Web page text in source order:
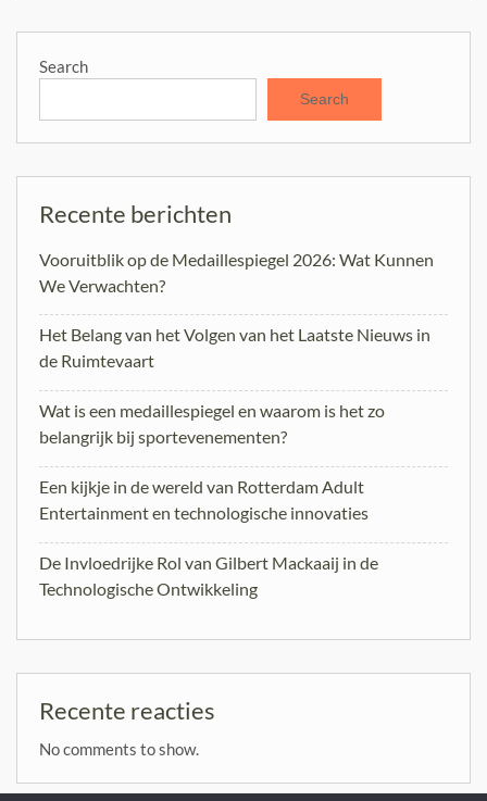
Search
Search
Recente berichten
Vooruitblik op de Medaillespiegel 2026: Wat Kunnen
We Verwachten?
Het Belang van het Volgen van het Laatste Nieuws in
de Ruimtevaart
Wat is een medaillespiegel en waarom is het zo
belangrijk bij sportevenementen?
Een kijkje in de wereld van Rotterdam Adult
Entertainment en technologische innovaties
De Invloedrijke Rol van Gilbert Mackaaij in de
Technologische Ontwikkeling
Recente reacties
No comments to show.